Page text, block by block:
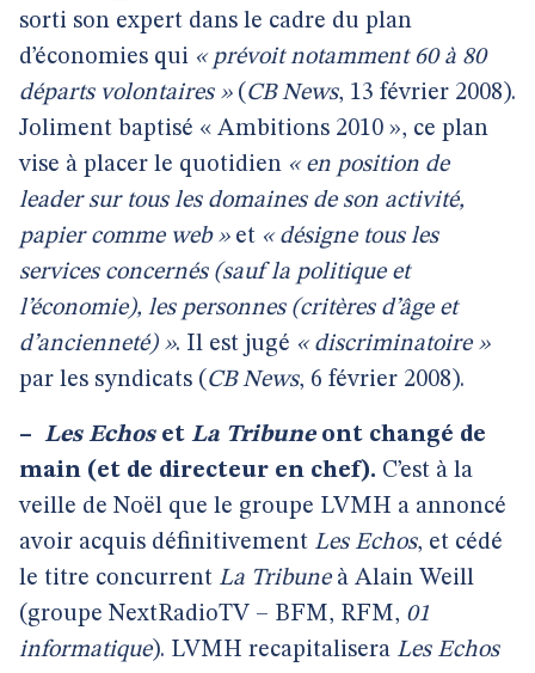
sorti son expert dans le cadre du plan
d’économies qui « prévoit notamment 60 à 80
départs volontaires »( CB News, 13 février 2008).
Joliment baptisé « Ambitions 2010 », ce plan
vise à placer le quotidien « en position de
leader sur tous les domaines de son activité,
papier comme web »et « désigne tous les
services concernés (sauf la politique et
l’économie), les personnes (critères d’âge et
d’ancienneté) ». Il est jugé « discriminatoire »
par les syndicats ( CB News, 6 février 2008).
– Les Echos et La Tribune ont changé de
main (et de directeur en chef). C’est à la
veille de Noël que le groupe LVMH a annoncé
avoir acquis définitivement Les Echos, et cédé
le titre concurrent La Tribune à Alain Weill
(groupe NextRadioTV – BFM, RFM, 01
informatique). LVMH recapitalisera Les Echos